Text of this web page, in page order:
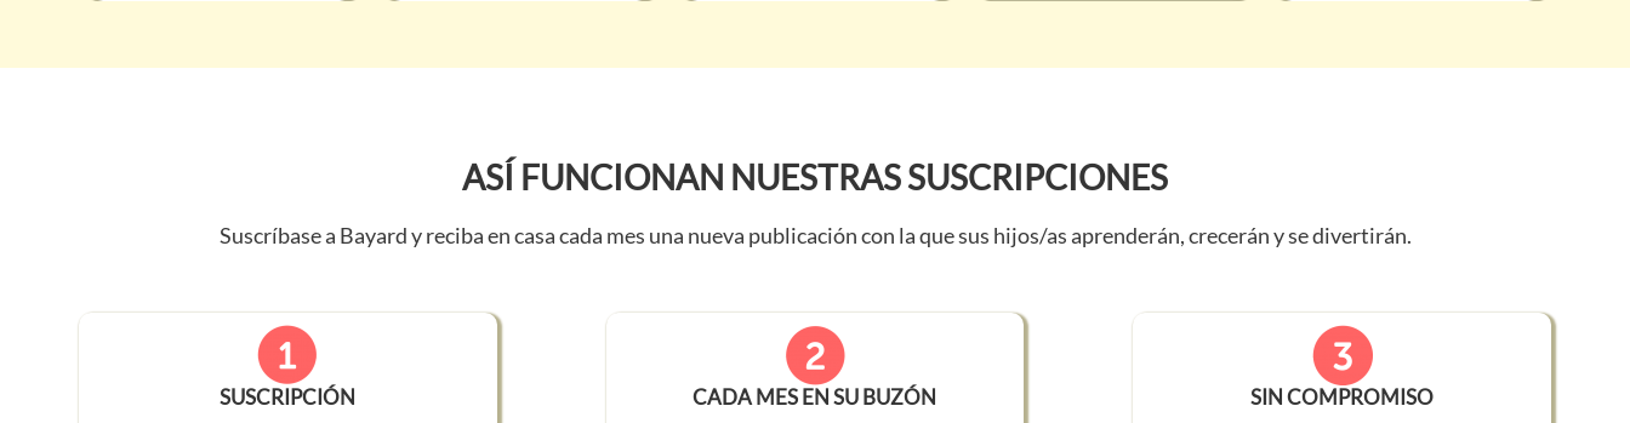
ASÍ FUNCIONAN NUESTRAS SUSCRIPCIONES
Suscríbase a Bayard y reciba en casa cada mes una nueva publicación con la que sus hijos/as aprenderán, crecerán y se divertirán.
SUSCRIPCIÓN CADA MES EN SU BUZÓN SIN COMPROMISO